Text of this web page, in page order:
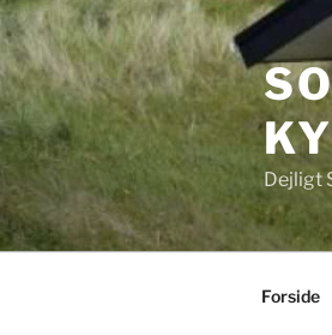
Videre
til
indhold
Dejligt
Forside